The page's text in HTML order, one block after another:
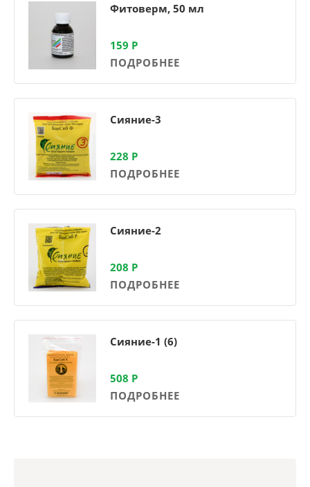
Фитоверм, 50 мл
159 Р
ПОДРОБНЕЕ
Сияние-3
228 Р
ПОДРОБНЕЕ
Сияние-2
208 Р
ПОДРОБНЕЕ
Сияние-1 (6)
508 Р
ПОДРОБНЕЕ